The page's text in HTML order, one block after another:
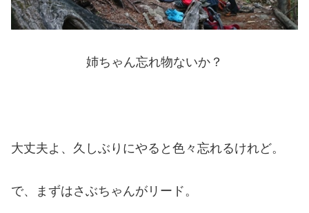
姉ちゃん忘れ物ないか？
大丈夫よ、久しぶりにやると色々忘れるけれど。
で、まずはさぶちゃんがリード。